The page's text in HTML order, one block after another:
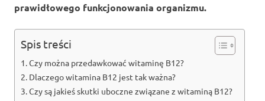
prawidłowego funkcjonowania organizmu.
Spis treści
Czy można przedawkować witaminę B12?
Dlaczego witamina B12 jest tak ważna?
Czy są jakieś skutki uboczne związane z witaminą B12?